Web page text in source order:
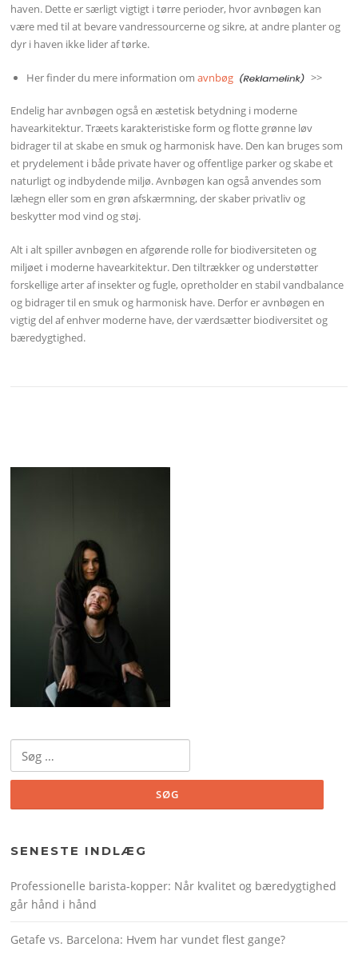
haven. Dette er særligt vigtigt i tørre perioder, hvor avnbøgen kan
være med til at bevare vandressourcerne og sikre, at andre planter og
dyr i haven ikke lider af tørke.
Her finder du mere information omavnbøg >>
Endelig har avnbøgen også en æstetisk betydning i moderne
havearkitektur. Træets karakteristiske form og flotte grønne løv
bidrager til at skabe en smuk og harmonisk have. Den kan bruges som
et prydelement i både private haver og offentlige parker og skabe et
naturligt og indbydende miljø. Avnbøgen kan også anvendes som
læhegn eller som en grøn afskærmning, der skaber privatliv og
beskytter mod vind og støj.
Alt i alt spiller avnbøgen en afgørende rolle for biodiversiteten og
miljøet i moderne havearkitektur. Den tiltrækker og understøtter
forskellige arter af insekter og fugle, opretholder en stabil vandbalance
og bidrager til en smuk og harmonisk have. Derfor er avnbøgen en
vigtig del af enhver moderne have, der værdsætter biodiversitet og
bæredygtighed.
efter:
SENESTE INDLÆG
Professionelle barista-kopper: Når kvalitet og bæredygtighed
går hånd i hånd
Getafe vs. Barcelona: Hvem har vundet flest gange?